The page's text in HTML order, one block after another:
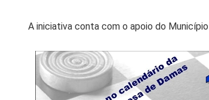
A iniciativa conta com o apoio do